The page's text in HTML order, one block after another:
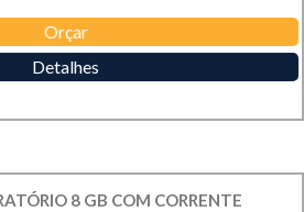
Orçar
Detalhes
8 GB COM CORRENTE